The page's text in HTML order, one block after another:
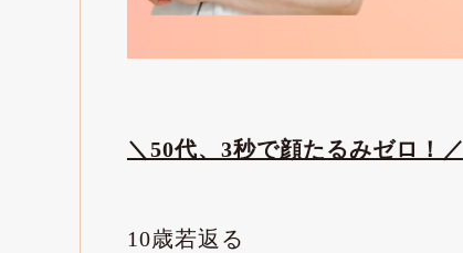
＼50代、3秒で顔たるみゼロ！／
10歳若返る